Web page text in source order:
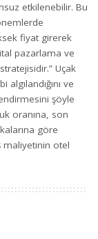
etkilenebilir. Bu
fiyat girerek
pazarlama ve
Uçak
ve
şöyle
oranına, son
göre
maliyetinin otel